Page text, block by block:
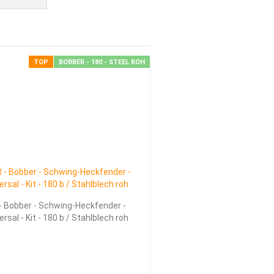
- WERK - HARLEY + INDIAN
TOP BOBBER - 180 - STEEL ROH
Bobber - Schwing-Heckfender -
- Kit - 180 b / Stahlblech roh